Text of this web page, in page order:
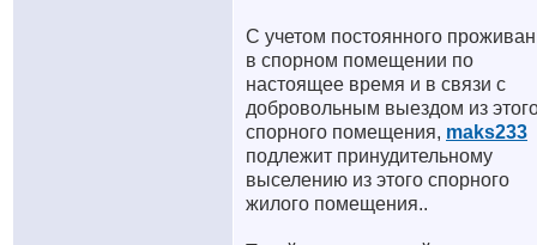
С учетом постоянного
в спорном помещении по
настоящее время и в связи с
добровольным выездом из
спорного помещения, maks233
подлежит принудительному
выселению из этого спорного
жилого помещения..